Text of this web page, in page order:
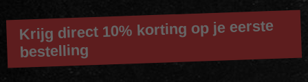
Krijg direct 10% korting op je eerste
bestelling